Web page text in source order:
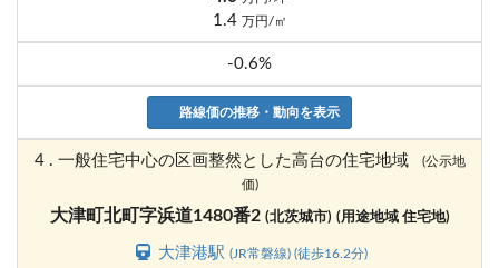
1.4 万円/㎡
-0.6%
路線価の推移・動向を表示
4 . 一般住宅中心の区画整然とした高台の住宅地域
(公示地
価)
大津町北町字浜道1480番2 (北茨城市) (用途地域 住宅地)
大津港駅 (JR常磐線) (徒歩16.2分)